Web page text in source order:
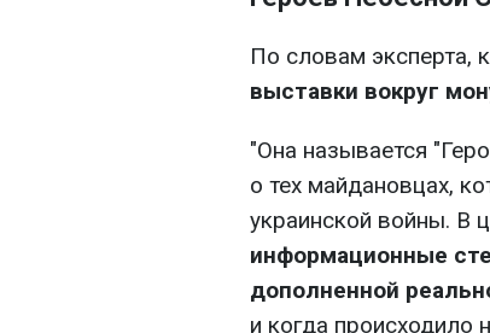
По словам эксперта,
выставки вокруг
"Она называется
о тех майдановцах,
украинской войны. В
информационные
дополненной
и когда происходило